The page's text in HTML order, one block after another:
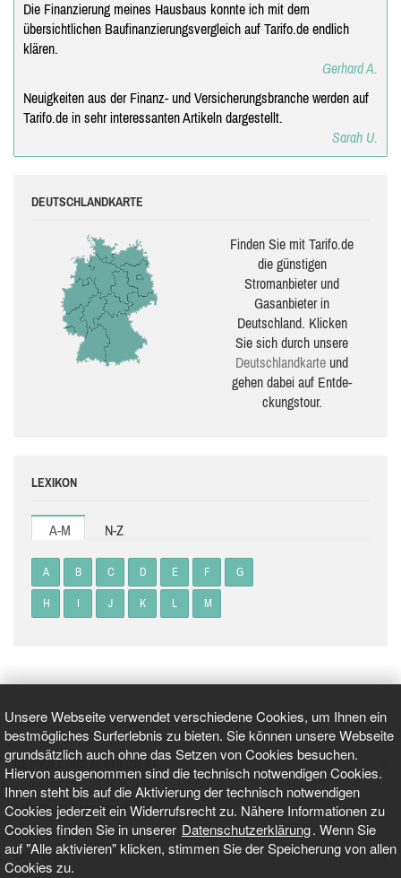
Unsere Webseite verwendet verschiedene Cookies, um Ihnen ein
bestmögliches Surferlebnis zu bieten. Sie können unsere Webseite
grundsätzlich auch ohne das Setzen von Cookies besuchen.
Hiervon ausgenommen sind die technisch notwendigen Cookies.
Ihnen steht bis auf die Aktivierung der technisch notwendigen
Cookies jederzeit ein Widerrufsrecht zu. Nähere Informationen zu
Cookies finden Sie in unserer Datenschutzerklärung. Wenn Sie
auf "Alle aktivieren" klicken, stimmen Sie der Speicherung von allen
Cookies zu.
Die Finanzierung meines Hausbaus konnte ich mit dem
übersichtlichen Baufinanzierungsvergleich auf Tarifo.de endlich
klären.
Gerhard A.
Neuigkeiten aus der Finanz- und Versicherungsbranche werden auf
Tarifo.de in sehr interessanten Artikeln dargestellt.
Sarah U.
DEUTSCHLANDKARTE
Finden Sie mit Tarifo.de
die güns­ti­gen
Stromanbieter und
Gasanbieter in
Deutschland. Klicken
Sie sich durch unsere
Deutsch­land­karte und
gehen dabei auf Ent­de­
ckungs­tour.
LEXIKON
A-M N-Z
A B C D E F G
H I J K L M
GEPRÜFT UND ZERTIFIZIERT
AKTUELLE NACHRICHTEN
TARIFO.DE